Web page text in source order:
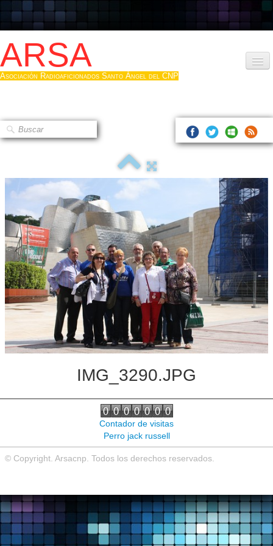
ARSA
Asociación Radioaficionados Santo Ángel del CNP
Que es la ARSA
Hacerse socio
Log diploma en Pdf
Fotos▼
Sistemas Digitales
Noticias de interés
Contacto
IMG_3290.JPG
Contador de visitas
Perro jack russell
© Copyright. Arsacnp. Todos los derechos reservados.